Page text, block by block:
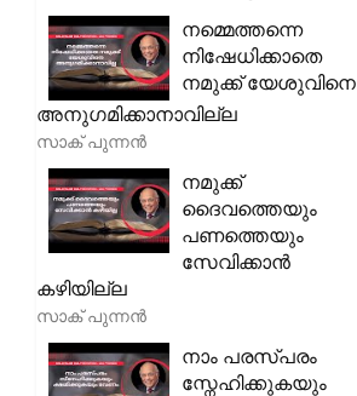
നമ്മെത്തന്നെ
നിഷേധിക്കാതെ
നമുക്ക് യേശുവിനെ
അനുഗമിക്കാനാവില്ല
സാക് പുന്നൻ
നമുക്ക്
ദൈവത്തെയും
പണത്തെയും
സേവിക്കാൻ
കഴിയില്ല
സാക് പുന്നൻ
നാം പരസ്പരം
സ്നേഹിക്കുകയും